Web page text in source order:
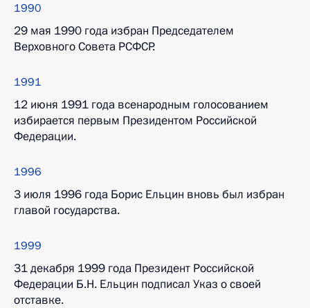
1990
29 мая 1990 года избран Председателем
Верховного Совета РСФСР.
1991
12 июня 1991 года всенародным голосованием
избирается первым Президентом Российской
Федерации.
1996
3 июля 1996 года Борис Ельцин вновь был избран
главой государства.
1999
31 декабря 1999 года Президент Российской
Федерации Б.Н. Ельцин подписал Указ о своей
отставке.